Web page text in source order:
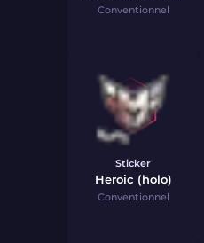
Conventionnel
Sticker
Heroic (holo)
Conventionnel